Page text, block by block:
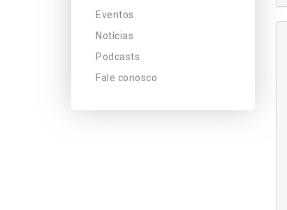
Eventos
Notícias
Podcasts
Fale conosco